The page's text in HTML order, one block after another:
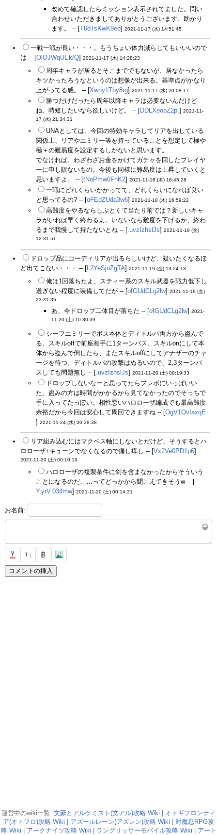
改めて確認したらミッション表示されてました。問い
合わせいただきましてありがとうございます、助かり
ます。 -- [T6dTsKwK9eo] 2021-11-17 (水) 14:51:45
一戦一戦が長い・・・。もうちょい体力減らしてもいいいので
は -- [OlOJWqUEk/Q] 2021-11-17 (水) 14:28:23
周年キャラが居るとそこまででもないが、居なかったら
キツかったろうなというのは想像が出来る。基準点がかなり
上がってる感。 -- [Xwny1Tby8rg] 2021-11-17 (水) 20:08:17
勝つだけだったら周年以降キャラは必要ないんだけど
ね。時短したいなら欲しいけど。 -- [DDLXeopZ2p. ] 2021-11-
17 (水) 21:34:31
UNAとしては、今回の特効キャラしてリアを出している
関係上、リアやエミリー等を持っていることを想定して極や
極＋の難易度を設定するしかないと思います。
でなければ、わざわざお金をかけてガチャを回したプレイヤ
ーに申し訳ないもの。今後も同様に難易度は上昇していくと
思いますよ。 -- [tNoPmw0FnK2] 2021-11-18 (木) 16:45:28
一戦にどれくらいかかってて、どれくらいになれば良い
と思ってるの? -- [oFEdZUda3w6] 2021-11-18 (木) 16:59:22
高難度をやるならしぶとくて当たり前では？新しいキャ
ラがいれば早く終わるよ。いないなら難度を下げるか、終わ
るまで我慢して持たないとね -- [ .uvzIzhslJs] 2021-11-19 (金)
12:31:51
ドロップ品にコーディリアが出るらしいけど、疑いたくなるほ
ど出てこない・・・ -- [L2YeSjoZgTA] 2021-11-19 (金) 13:24:13
俺は1回落ちたよ、スティー系のスキル武器を戦力低下し
過ぎない程度に装備してだが -- [ofGUdCLg2lw] 2021-11-19 (金)
23:31:35
あ、今ドロップ二体目が落ちた -- [ofGUdCLg2lw] 2021-
11-20 (土) 10:30:39
シーフエミリーでボス本体とディトルパ両方から盗んで
る。スキルoffで前座相手に1ターンパス。スキルonにして本
体から盗んで倒したら、またスキルoffにしてアナザーのチャ
ージを待つ。ディトルパの攻撃はぬるいので、2,3ターンパ
スしても問題無し -- [.uvzIzhslJs] 2021-11-20 (土) 09:19:33
ドロップしないなーと思ってたらプレボにいっぱいい
た。盗みの方は時間がかかるから見てなかったのでそっちで
手に入ってたっぽい。相性悪いハロローザ編成でも最高難度
余裕だから今回は安心して周回できますね -- [OgV1QvIaxqE
] 2021-11-24 (水) 00:38:38
リア組み込むにはマクベス軸にしないとだけど、そうするとハ
ロローザ+キューンでなくなるので痛し痒し -- [Vx2Ve0PD1p6]
2021-11-20 (土) 00:10:19
ハロローザの複製条件に剣を含まなかったからそういう
ことになるのだ……ってどっかから聞こえてきそうw -- [
Y.yrV.034mw] 2021-11-20 (土) 00:14:31
お名前:
😀
T T
運営中のwiki一覧: 文豪とアルケミスト(文アル)攻略 Wiki
オトギフロンティ
ア(オトフロ)攻略 Wiki
アズールレーン(アズレン)攻略 Wiki
対魔忍RPG攻
略 Wiki
アークナイツ攻略 Wiki ラングリッサーモバイル攻略 Wiki
アート